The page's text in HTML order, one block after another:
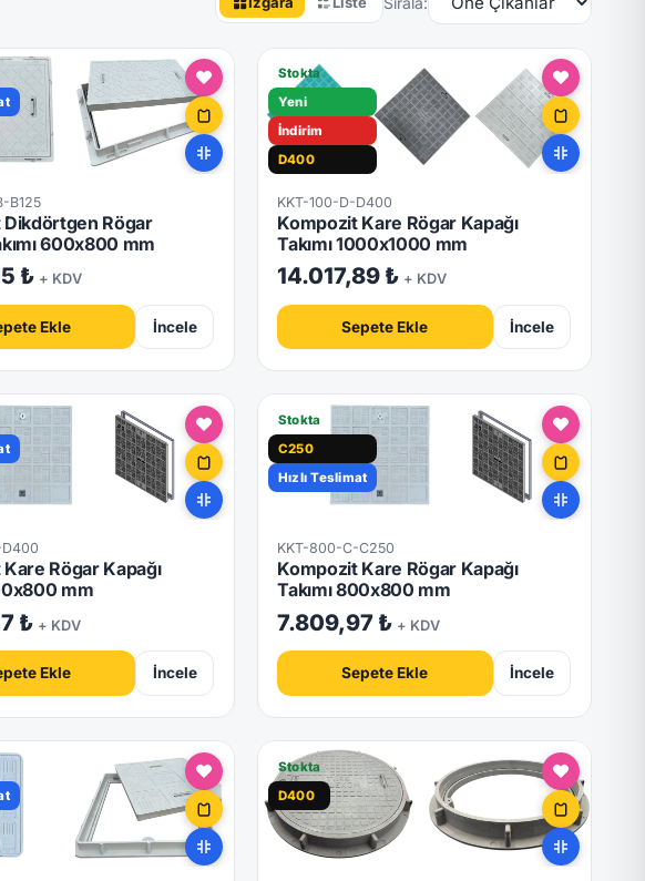
B125
Rögar
600x800 mm
₺ + KDV
Ekle İncele
Stokta
Yeni
İndirim
D400
Kilitli
KKT-100-D-D400
Kompozit Kare Rögar Kapağı
Takımı 1000x1000 mm
14.017,89 ₺ + KDV
Sepete Ekle İncele
Rögar Kapağı
mm
₺ + KDV
Ekle İncele
Stokta
C250
Hızlı Teslimat
KKT-800-C-C250
Kompozit Kare Rögar Kapağı
Takımı 800x800 mm
7.809,97 ₺ + KDV
Sepete Ekle İncele
Stokta
D400